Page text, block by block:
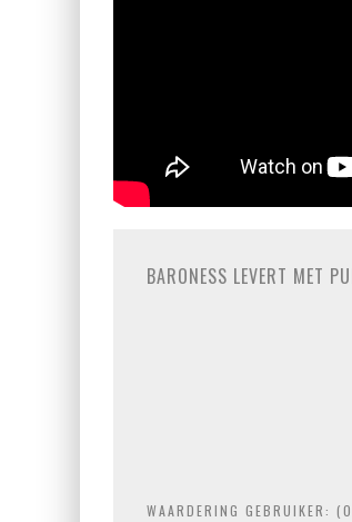
BARONESS LEVERT MET
WAARDERING GEBRUIKER: (0